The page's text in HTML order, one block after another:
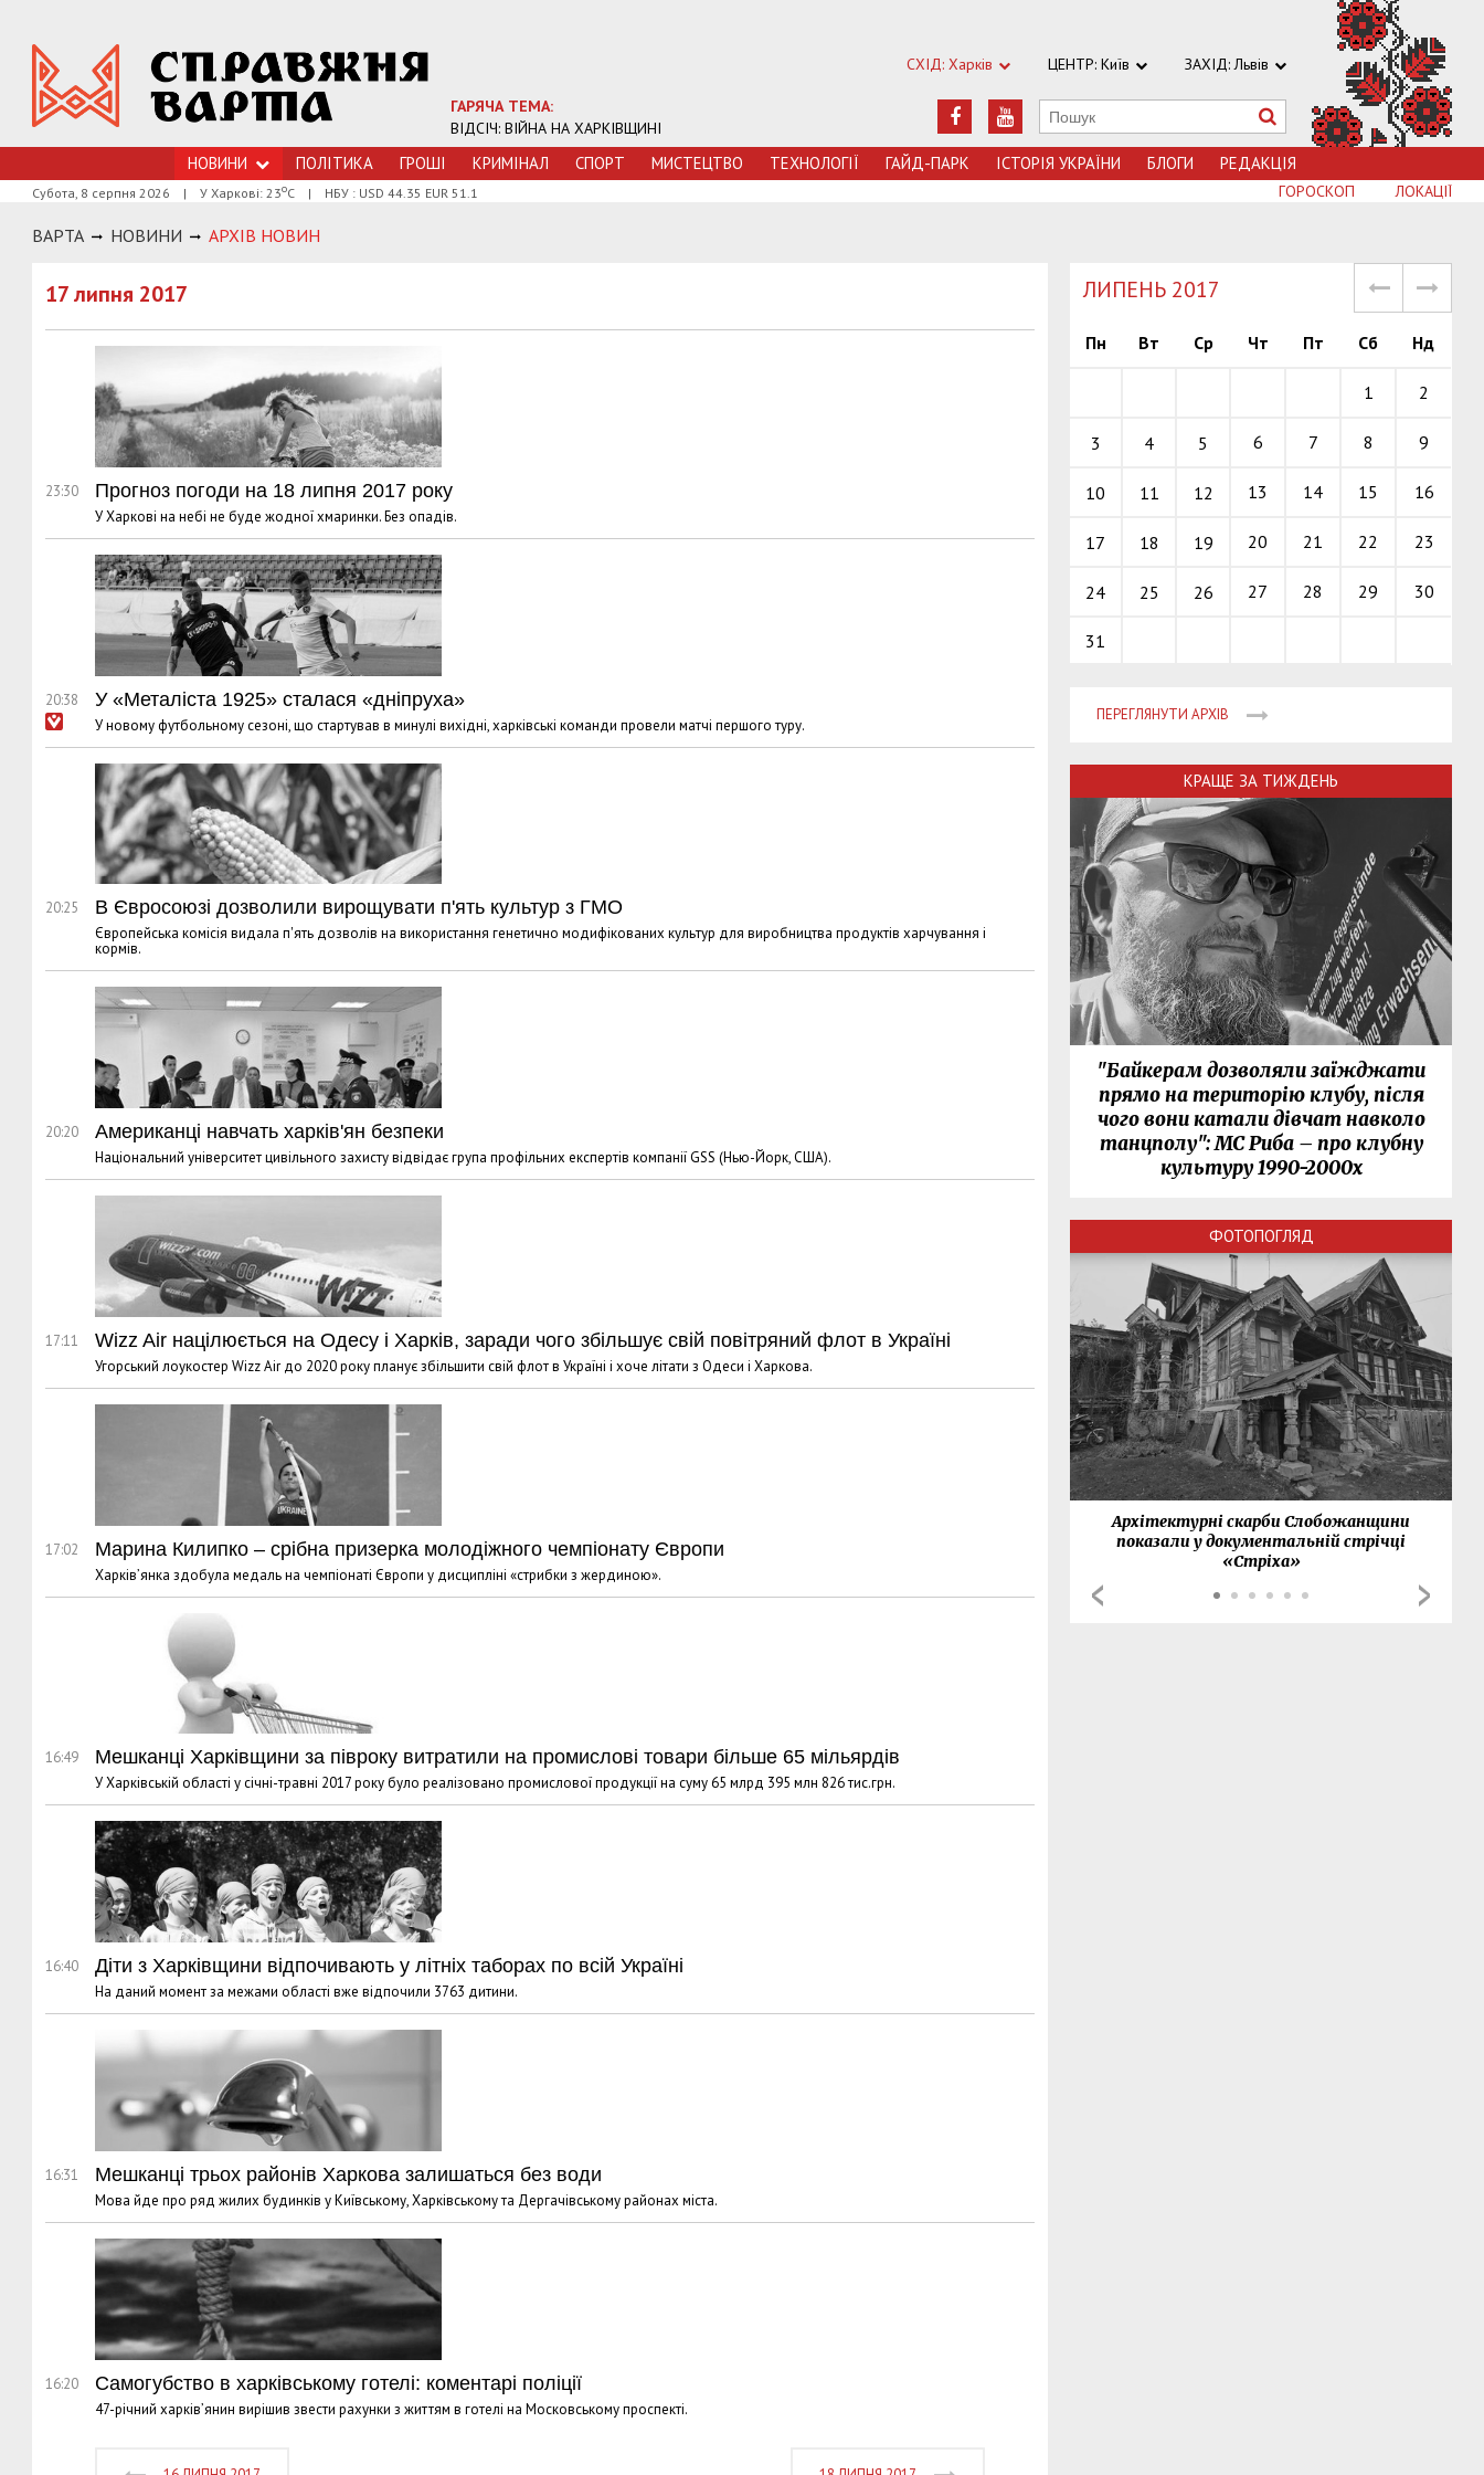
ГАРЯЧА ТЕМА:
ВІДСІЧ: ВІЙНА НА ХАРКІВЩИНІ
СХІД: Харків ЦЕНТР: Київ ЗАХІД: Львів
НОВИНИ ПОЛІТИКА ГРОШI КРИМIНАЛ СПОРТ МИСТЕЦТВО ТЕХНОЛОГIЇ ГАЙД-ПАРК ІСТОРІЯ УКРАЇНИ БЛОГИ РЕДАКЦІЯ
Субота, 8 серпня 2026 | У Харкові: 23оС | НБУ : USD 44.35 EUR 51.1 ЛОКАЦІЇ
ГОРОСКОП
ВАРТА НОВИНИ АРХIВ НОВИН
17 липня 2017
23:30 Прогноз погоди на 18 липня 2017 року
У Харкові на небі не буде жодної хмаринки. Без опадів.
20:38 У «Металіста 1925» сталася «дніпруха»
У новому футбольному сезоні, що стартував в минулі вихідні, харківські команди провели матчі першого туру.
20:25 В Євросоюзі дозволили вирощувати п'ять культур з ГМО
Європейська комісія видала п'ять дозволів на використання генетично модифікованих культур для виробництва продуктів харчування і
кормів.
20:20 Американці навчать харків'ян безпеки
Національний університет цивільного захисту відвідає група профільних експертів компанії GSS (Нью-Йорк, США).
17:11 Wizz Air націлюється на Одесу і Харків, заради чого збільшує свій повітряний флот в Україні
Угорський лоукостер Wizz Air до 2020 року планує збільшити свій флот в Україні і хоче літати з Одеси і Харкова.
17:02 Марина Килипко – срібна призерка молодіжного чемпіонату Європи
Харків’янка здобула медаль на чемпіонаті Європи у дисципліні «стрибки з жердиною».
16:49 Мешканці Харківщини за півроку витратили на промислові товари більше 65 мільярдів
У Харківській області у січні-травні 2017 року було реалізовано промислової продукції на суму 65 млрд 395 млн 826 тис.грн.
16:40 Діти з Харківщини відпочивають у літніх таборах по всій Україні
На даний момент за межами області вже відпочили 3763 дитини.
16:31 Мешканці трьох районів Харкова залишаться без води
Мова йде про ряд жилих будинків у Київському, Харківському та Дергачівському районах міста.
16:20 Самогубство в харківському готелі: коментарі поліції
47-річний харків’янин вирішив звести рахунки з життям в готелі на Московському проспекті.
ЛИПЕНЬ 2017
Пн Вт Ср Чт Пт Сб Нд
1 2
3 4 5 6 7 8 9
10 11 12 13 14 15 16
17 18 19 20 21 22 23
24 25 26 27 28 29 30
31
ПЕРЕГЛЯНУТИ АРХІВ
КРАЩЕ ЗА ТИЖДЕНЬ
"Байкерам дозволяли заїжджати
прямо на територію клубу, після
чого вони катали дівчат навколо
танцполу": МС Риба – про клубну
культуру 1990-2000х
ФОТОПОГЛЯД
Архітектурні скарби Слобожанщини
показали у документальній стрічці
«Стріха»